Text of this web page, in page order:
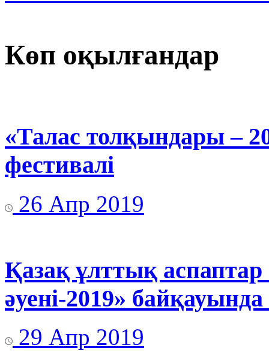
Көп оқылғандар
«Талас толқындары –
фестивалі
26 Апр 2019
Қазақ ұлттық
әуені-2019»
29 Апр 2019